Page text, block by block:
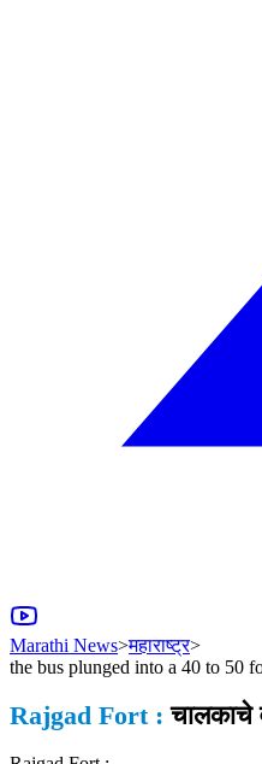
Marathi News>महाराष्ट्र>
the bus plunged into a 40 to 50
Rajgad Fort : चालकाचे